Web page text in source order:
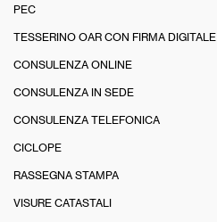
PEC
TESSERINO OAR CON FIRMA DIGITALE
CONSULENZA ONLINE
CONSULENZA IN SEDE
CONSULENZA TELEFONICA
CICLOPE
RASSEGNA STAMPA
VISURE CATASTALI